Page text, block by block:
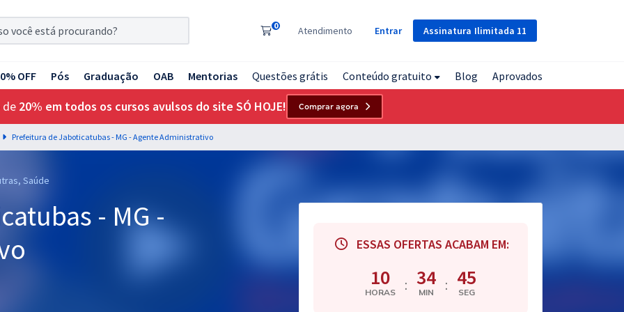
Assinatura Ilimitada 11
0 Atendimento Entrar
OFF Pós Graduação OAB Mentorias Questões grátis Conteúdo gratuito Blog Aprovados
de 20% em todos os cursos avulsos do site SÓ HOJE! Comprar agora
Prefeitura de Jaboticatubas - MG - Agente Administrativo
Saúde
- MG -
ESSAS OFERTAS ACABAM EM:
10
HORAS : 34
MIN : 44
SEG